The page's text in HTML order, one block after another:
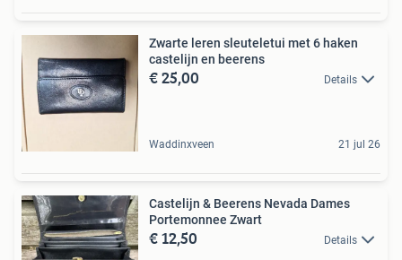
Zwarte leren sleuteletui met 6 haken
castelijn en beerens
€ 25,00 Details
Waddinxveen 21 jul 26
Castelijn & Beerens Nevada Dames
Portemonnee Zwart
€ 12,50 Details